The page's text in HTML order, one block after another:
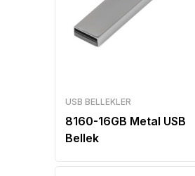
USB BELLEKLER
8160-16GB Metal USB
Bellek